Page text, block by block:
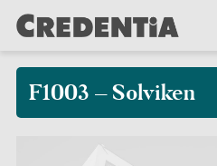
F1003 – Solviken